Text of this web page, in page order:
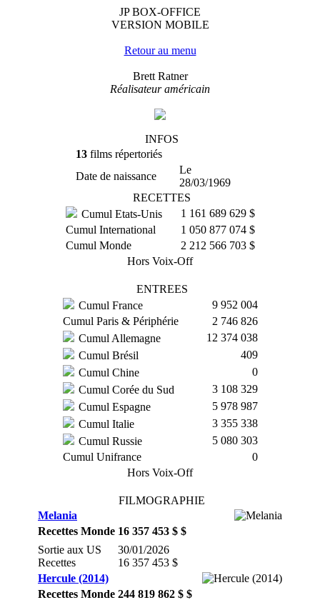
JP BOX-OFFICE
VERSION MOBILE
Retour au menu
Brett Ratner
Réalisateur américain
INFOS
13films répertoriés
Date de naissance
Le
28/03/1969
RECETTES
Cumul Etats-Unis
1 161 689 629 $
Cumul International
1 050 877 074 $
Cumul Monde
2 212 566 703 $
Hors Voix-Off
ENTREES
Cumul France
9 952 004
Cumul Paris & Périphérie
2 746 826
Cumul Allemagne
12 374 038
Cumul Brésil
409
Cumul Chine
0
Cumul Corée du Sud
3 108 329
Cumul Espagne
5 978 987
Cumul Italie
3 355 338
Cumul Russie
5 080 303
Cumul Unifrance
0
Hors Voix-Off
FILMOGRAPHIE
Melania
Recettes Monde 16 357 453 $ $
Sortie aux US
Recettes
30/01/2026
16 357 453 $
Hercule (2014)
Recettes Monde 244 819 862 $ $